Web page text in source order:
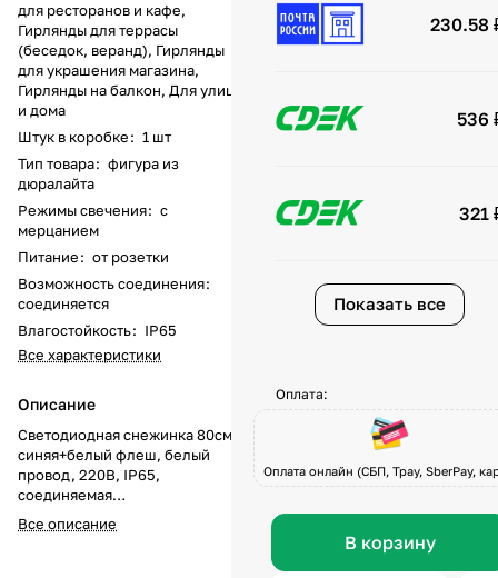
для ресторанов и кафе,
Гирлянды для террасы
(беседок, веранд), Гирлянды
для украшения магазина,
Гирлянды на балкон, Для улицы
и дома
Штук в коробке: 1 шт
Тип товара: фигура из
дюралайта
Режимы свечения: с
мерцанием
Питание: от розетки
Возможность соединения:
соединяется
Влагостойкость: IP65
Все характеристики
Описание
Светодиодная снежинка 80см
синяя+белый флеш, белый
провод, 220В, IP65,
соединяемая
Светодиодная снежинка 80 см
синего свечения с белым флеш-
Все описание
230.58
536
321
Показать все
Оплата:
Оплата онлайн (СБП, Tpay, SberPay,
В корзину